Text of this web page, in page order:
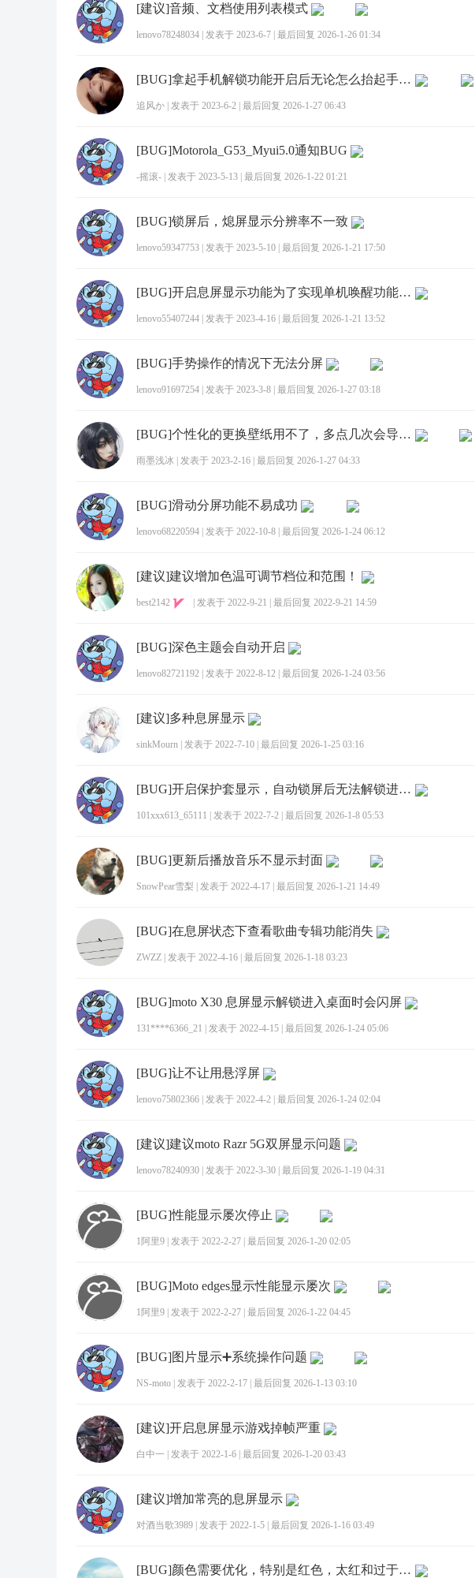
[建议]音频、文档使用列表模式
lenovo78248034 发表于 2023-6-7 最后回复 2026-1-26 01:34
[BUG]拿起手机解锁功能开启后无论怎么抬起手机都无法亮屏
追风か 发表于 2023-6-2 最后回复 2026-1-27 06:43
[BUG]Motorola_G53_Myui5.0通知BUG
-摇滚- 发表于 2023-5-13 最后回复 2026-1-22 01:21
[BUG]锁屏后，熄屏显示分辨率不一致
lenovo59347753 发表于 2023-5-10 最后回复 2026-1-21 17:50
[BUG]开启息屏显示功能为了实现单机唤醒功能，但是抬起唤醒go...
lenovo55407244 发表于 2023-4-16 最后回复 2026-1-21 13:52
[BUG]手势操作的情况下无法分屏
lenovo91697254 发表于 2023-3-8 最后回复 2026-1-27 03:18
[BUG]个性化的更换壁纸用不了，多点几次会导致系统卡崩溃
雨墨浅冰 发表于 2023-2-16 最后回复 2026-1-27 04:33
[BUG]滑动分屏功能不易成功
lenovo68220594 发表于 2022-10-8 最后回复 2026-1-24 06:12
[建议]建议增加色温可调节档位和范围！
best2142 发表于 2022-9-21 最后回复 2022-9-21 14:59
[BUG]深色主题会自动开启
lenovo82721192 发表于 2022-8-12 最后回复 2026-1-24 03:56
[建议]多种息屏显示
sinkMourn 发表于 2022-7-10 最后回复 2026-1-25 03:16
[BUG]开启保护套显示，自动锁屏后无法解锁进入界面
101xxx613_65111 发表于 2022-7-2 最后回复 2026-1-8 05:53
[BUG]更新后播放音乐不显示封面
SnowPear雪梨 发表于 2022-4-17 最后回复 2026-1-21 14:49
[BUG]在息屏状态下查看歌曲专辑功能消失
ZWZZ 发表于 2022-4-16 最后回复 2026-1-18 03:23
[BUG]moto X30 息屏显示解锁进入桌面时会闪屏
131****6366_21 发表于 2022-4-15 最后回复 2026-1-24 05:06
[BUG]让不让用悬浮屏
lenovo75802366 发表于 2022-4-2 最后回复 2026-1-24 02:04
[建议]建议moto Razr 5G双屏显示问题
lenovo78240930 发表于 2022-3-30 最后回复 2026-1-19 04:31
[BUG]性能显示屡次停止
1阿里9 发表于 2022-2-27 最后回复 2026-1-20 02:05
[BUG]Moto edges显示性能显示屡次
1阿里9 发表于 2022-2-27 最后回复 2026-1-22 04:45
[BUG]图片显示➕系统操作问题
NS-moto 发表于 2022-2-17 最后回复 2026-1-13 03:10
[建议]开启息屏显示游戏掉帧严重
白中一 发表于 2022-1-6 最后回复 2026-1-20 03:43
[建议]增加常亮的息屏显示
对酒当歌3989 发表于 2022-1-5 最后回复 2026-1-16 03:49
[BUG]颜色需要优化，特别是红色，太红和过于鲜艳